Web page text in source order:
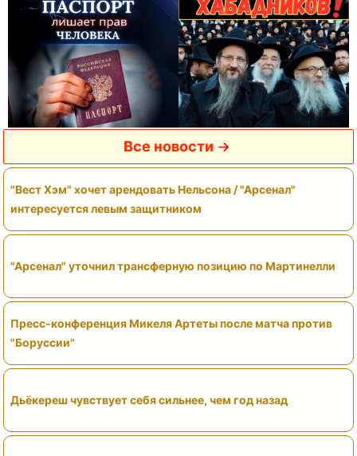
Все новости
"Вест Хэм" хочет арендовать Нельсона / "Арсенал"
интересуется левым защитником
"Арсенал" уточнил трансферную позицию по Мартинелли
Пресс-конференция Микеля Артеты после матча против
"Боруссии"
Дьёкереш чувствует себя сильнее, чем год назад